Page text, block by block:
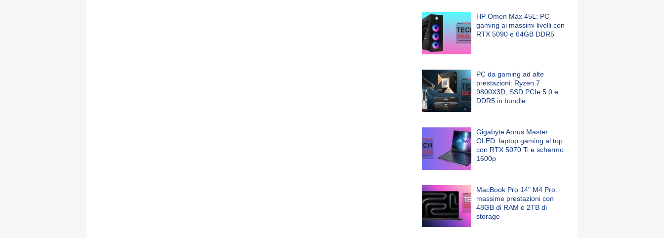
HP Omen Max 45L: PC
gaming ai massimi livelli con
RTX 5090 e 64GB DDR5
PC da gaming ad alte
prestazioni: Ryzen 7
9800X3D, SSD PCIe 5.0 e
DDR5 in bundle
Gigabyte Aorus Master
OLED: laptop gaming al top
con RTX 5070 Ti e schermo
1600p
MacBook Pro 14" M4 Pro:
massime prestazioni con
48GB di RAM e 2TB di
storage